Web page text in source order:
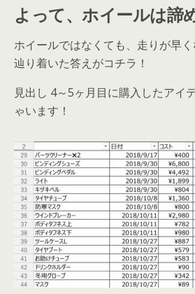
よって、ホイールは諦
ホイールではなくても、走りが早く
辿り着いた答えがコチラ！
見出し 4～5ヶ月目に購入したアイ
ゃいます！